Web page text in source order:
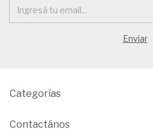
Categorías
Contactános